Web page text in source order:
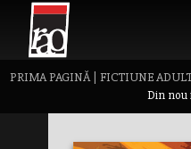
PRIMA PAGINĂ| FICTIUNE
Din nou